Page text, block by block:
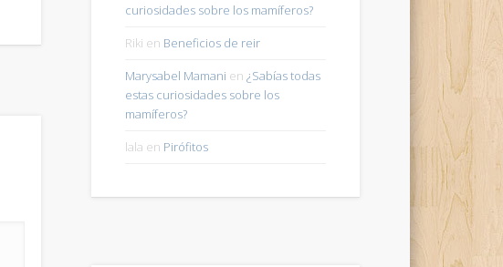
curiosidades sobre los mamíferos?
Riki en Beneficios de reir
Marysabel Mamani en ¿Sabías todas
estas curiosidades sobre los
mamíferos?
lala en Pirófitos